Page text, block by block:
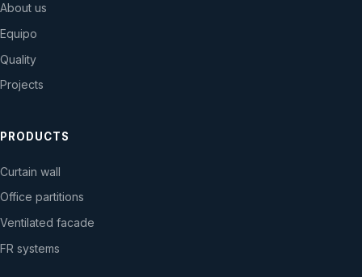
About us
Equipo
Quality
Projects
PRODUCTS
Curtain wall
Office partitions
Ventilated facade
FR systems